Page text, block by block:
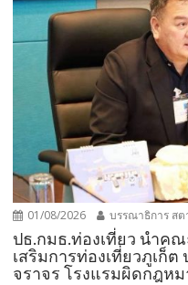
01/08/2026 บรรณาธิการ สต
ปธ.กมธ.ท่องเที่ยว นำค
เสริมการท่องเที่ยวภูเก็
จราจร โรงแรมผิดกฎห